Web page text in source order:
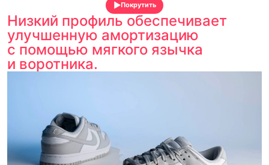
Покрутить
Низкий профиль обеспечивает
улучшенную амортизацию
с помощью мягкого язычка
и воротника.